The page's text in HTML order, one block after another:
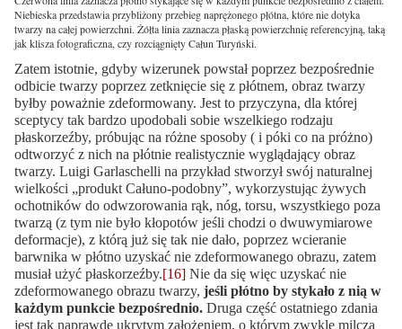
Niebieska przedstawia przybliżony przebieg naprężonego płótna, które nie dotyka
twarzy na całej powierzchni. Żółta linia zaznacza płaską powierzchnię referencyjną, taką
jak klisza fotograficzna, czy rozciągnięty Całun Turyński.
Zatem istotnie, gdyby wizerunek powstał poprzez bezpośrednie
odbicie twarzy poprzez zetknięcie się z płótnem, obraz twarzy
byłby poważnie zdeformowany. Jest to przyczyna, dla której
sceptycy tak bardzo upodobali sobie wszelkiego rodzaju
płaskorzeźby, próbując na różne sposoby ( i póki co na próżno)
odtworzyć z nich na płótnie realistycznie wyglądający obraz
twarzy. Luigi Garlaschelli na przykład stworzył swój naturalnej
wielkości „produkt Całuno-podobny”, wykorzystując żywych
ochotników do odwzorowania rąk, nóg, torsu, wszystkiego poza
twarzą (z tym nie było kłopotów jeśli chodzi o dwuwymiarowe
deformacje), z którą już się tak nie dało, poprzez wcieranie
barwnika w płótno uzyskać nie zdeformowanego obrazu, zatem
musiał użyć płaskorzeźby.[16] Nie da się więc uzyskać nie
zdeformowanego obrazu twarzy,jeśli płótno by stykało z nią w
każdym punkcie bezpośrednio.Druga część ostatniego zdania
jest tak naprawdę ukrytym założeniem, o którym zwykle milczą